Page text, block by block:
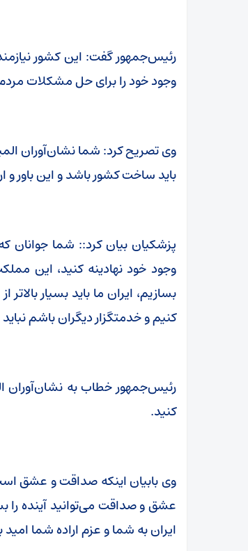
رئیس‌جمهور گفت: این کشور
وجود خود را برای حل مشکلات
وی تصریح کرد: شما نشان‌آوران
باید ساخت کشور باشد و این باور و
پزشکیان بیان کرد:: شما جوانان
وجود خود نهادینه کنید، این
بسازیم، ایران ما باید بسیار
کنیم و خدمتگزار دیگران باشم
رئیس‌جمهور خطاب به نشان‌آوران
کنید.
وی بابیان اینکه صداقت و عشق
عشق و صداقت می‌توانید آینده را
ایران به شما و عزم اراده شما